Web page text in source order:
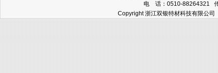
电 话：0510-88264321
Copyright 浙江双银特材科技有限公